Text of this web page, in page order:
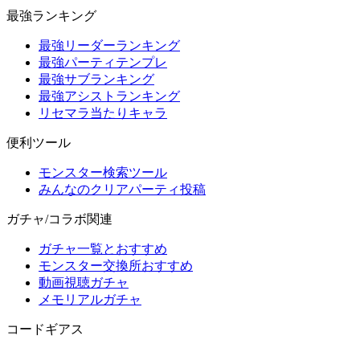
最強ランキング
最強リーダーランキング
最強パーティテンプレ
最強サブランキング
最強アシストランキング
リセマラ当たりキャラ
便利ツール
モンスター検索ツール
みんなのクリアパーティ投稿
ガチャ/コラボ関連
ガチャ一覧とおすすめ
モンスター交換所おすすめ
動画視聴ガチャ
メモリアルガチャ
コードギアス